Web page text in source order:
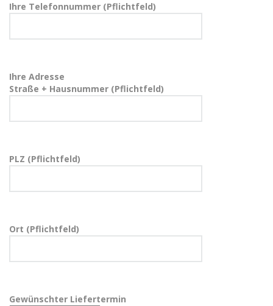
Ihre Telefonnummer (Pflichtfeld)
Ihre Adresse
Straße + Hausnummer (Pflichtfeld)
PLZ (Pflichtfeld)
Ort (Pflichtfeld)
Gewünschter Liefertermin